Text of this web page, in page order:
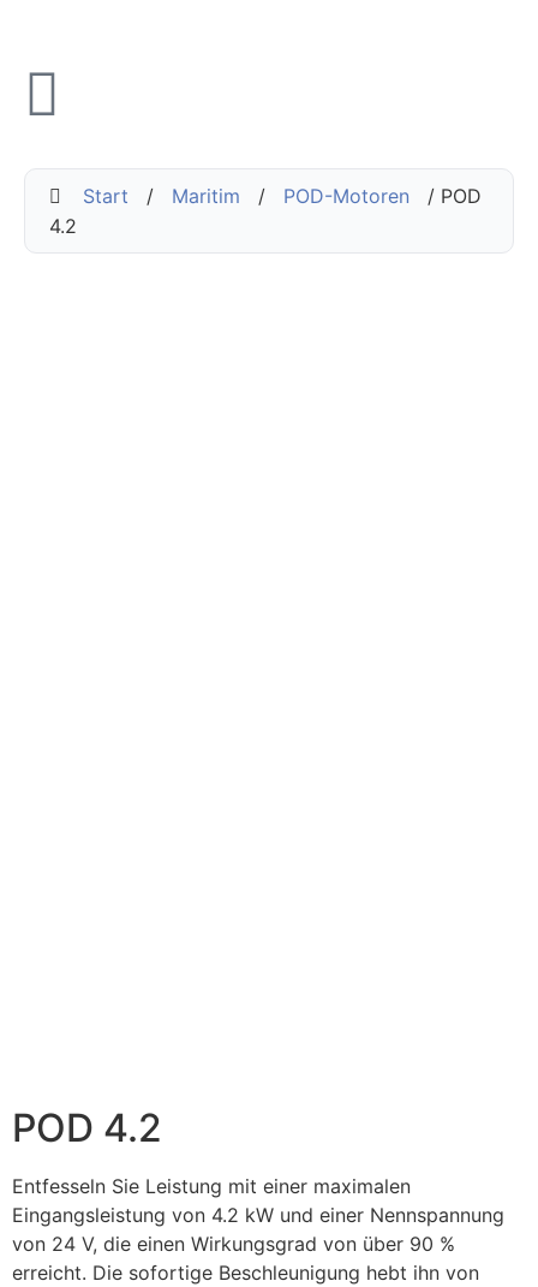
Start / Maritim / POD-Motoren
/ POD
4.2
POD 4.2
Entfesseln Sie Leistung mit einer maximalen
Eingangsleistung von 4.2 kW und einer Nennspannung
von 24 V, die einen Wirkungsgrad von über 90 %
erreicht. Die sofortige Beschleunigung hebt ihn von